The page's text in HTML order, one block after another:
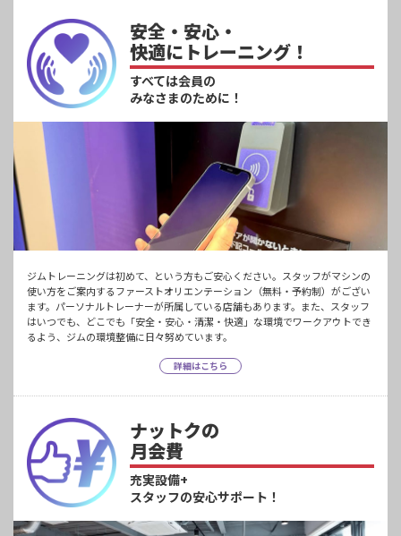
安全・安心・
快適にトレーニング！
すべては会員の
みなさまのために！
ジムトレーニングは初めて、という方もご安心ください。スタッフがマシンの
使い方をご案内するファーストオリエンテーション（無料・予約制）がござい
ます。パーソナルトレーナーが所属している店舗もあります。また、スタッフ
はいつでも、どこでも「安全・安心・清潔・快適」な環境でワークアウトでき
るよう、ジムの環境整備に日々努めています。
詳細はこちら
ナットクの
月会費
充実設備+
スタッフの安心サポート！